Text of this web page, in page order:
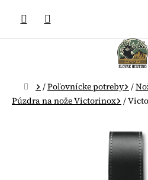
obsah
Domov
/Poľovnícke potreby /
Púzdra na nože Victorinox /